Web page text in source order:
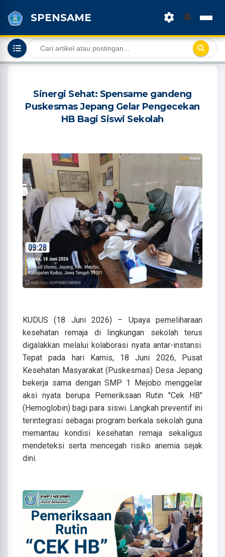
SPENSAME 🔔
Sinergi Sehat: Spensame gandeng
Puskesmas Jepang Gelar Pengecekan
HB Bagi Siswi Sekolah
KUDUS (18 Juni 2026) – Upaya pemeliharaan
kesehatan remaja di lingkungan sekolah terus
digalakkan melalui kolaborasi nyata antar-instansi.
Tepat pada hari Kamis, 18 Juni 2026, Pusat
Kesehatan Masyarakat (Puskesmas) Desa Jepang
bekerja sama dengan SMP 1 Mejobo menggelar
aksi nyata berupa Pemeriksaan Rutin "Cek HB"
(Hemoglobin) bagi para siswi. Langkah preventif ini
terintegrasi sebagai program berkala sekolah guna
memantau kondisi kesehatan remaja sekaligus
mendeteksi serta mencegah risiko anemia sejak
dini.